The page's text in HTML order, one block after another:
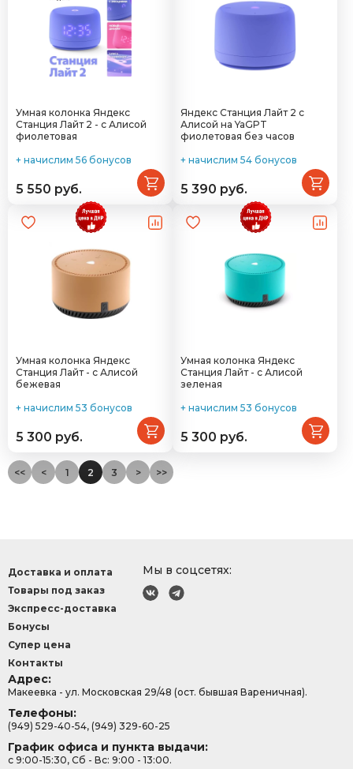
Умная колонка Яндекс
Станция Лайт 2 - с Алисой
фиолетовая
+ начислим 56 бонусов
5 550 руб.
Яндекс Станция Лайт 2 с
Алисой на YaGPT
фиолетовая без часов
+ начислим 54 бонусов
5 390 руб.
Умная колонка Яндекс
Станция Лайт - с Алисой
бежевая
+ начислим 53 бонусов
5 300 руб.
Умная колонка Яндекс
Станция Лайт - с Алисой
зеленая
+ начислим 53 бонусов
5 300 руб.
<< < 1 2 3 > >>
Мы в соцсетях:
Доставка и оплата
Товары под заказ
Экспресс-доставка
Бонусы
Супер цена
Контакты
Адрес:
Макеевка - ул. Московская 29/48 (ост. бывшая Вареничная).
Телефоны:
(949) 529-40-54, (949) 329-60-25
График офиса и пункта выдачи:
с 9:00-15:30, Сб - Вс: 9:00 - 13:00.